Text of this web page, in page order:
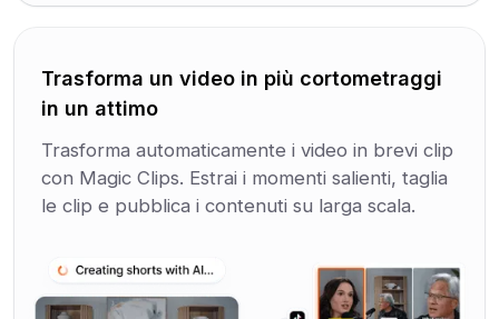
Trasforma un video in più cortometraggi
in un attimo
Trasforma automaticamente i video in brevi clip
con Magic Clips. Estrai i momenti salienti, taglia
le clip e pubblica i contenuti su larga scala.